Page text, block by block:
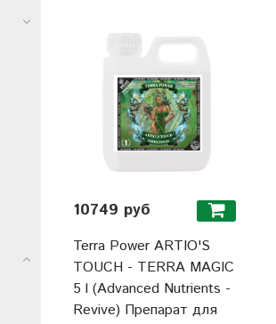
10749 руб
Terra Power ARTIO'S
TOUCH - TERRA MAGIC
5 l (Advanced Nutrients -
Revive) Препарат для